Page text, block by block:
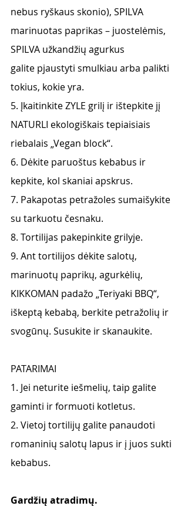
nebus ryškaus skonio), SPILVA
marinuotas paprikas – juostelėmis,
SPILVA užkandžių agurkus
galite pjaustyti smulkiau arba palikti
tokius, kokie yra.
5. Įkaitinkite ZYLE grilį ir ištepkite jį
NATURLI ekologiškais tepiaisiais
riebalais „Vegan block“.
6. Dėkite paruoštus kebabus ir
kepkite, kol skaniai apskrus.
7. Pakapotas petražoles sumaišykite
su tarkuotu česnaku.
8. Tortilijas pakepinkite grilyje.
9. Ant tortilijos dėkite salotų,
marinuotų paprikų, agurkėlių,
KIKKOMAN padažo „Teriyaki BBQ“,
iškeptą kebabą, berkite petražolių ir
svogūnų. Susukite ir skanaukite.
PATARIMAI
1. Jei neturite iešmelių, taip galite
gaminti ir formuoti kotletus.
2. Vietoj tortilijų galite panaudoti
romaninių salotų lapus ir į juos sukti
kebabus.
Gardžių atradimų.